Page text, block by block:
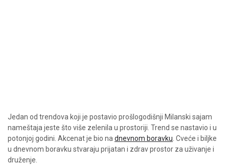
Jedan od trendova koji je postavio prošlogodišnji Milanski sajam
nameštaja jeste što više zelenila u prostoriji. Trend se nastavio i u
potonjoj godini. Akcenat je bio nadnevnom boravku. Cveće i biljke
u dnevnom boravku stvaraju prijatan i zdrav prostor za uživanje i
druženje.